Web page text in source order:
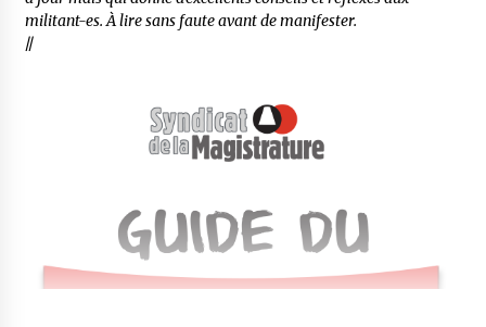
militant-es. À lire sans faute avant de manifester.
//